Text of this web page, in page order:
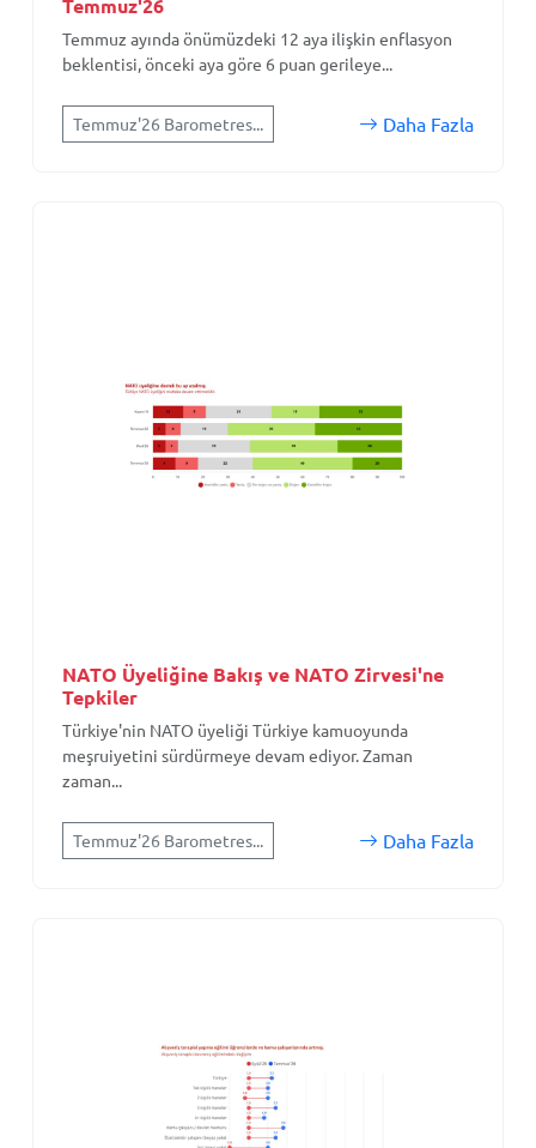
Temmuz'26
Temmuz ayında önümüzdeki 12 aya ilişkin enflasyon
beklentisi, önceki aya göre 6 puan gerileye...
Temmuz'26 Barometres... Daha Fazla
NATO Üyeliğine Bakış ve NATO Zirvesi'ne
Tepkiler
Türkiye'nin NATO üyeliği Türkiye kamuoyunda
meşruiyetini sürdürmeye devam ediyor. Zaman
zaman...
Temmuz'26 Barometres... Daha Fazla